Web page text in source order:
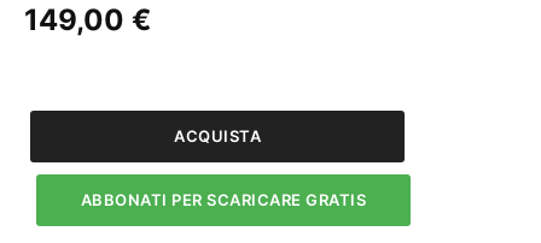
149,00 €
di
grandi
imprese.
Analisi
ACQUISTA
ABBONATI PER SCARICARE GRATIS